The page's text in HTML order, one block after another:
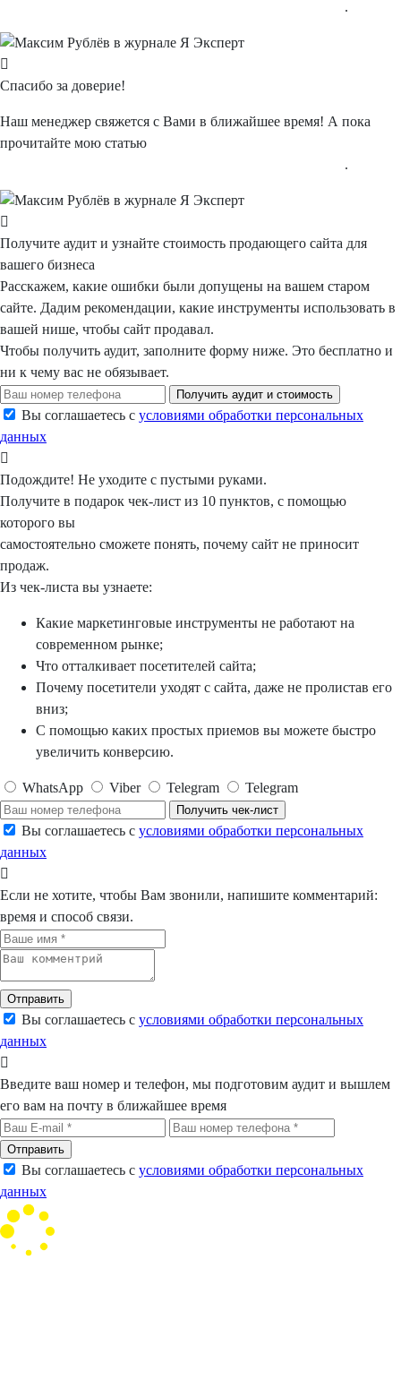
.
Спасибо за доверие!
Наш менеджер свяжется с Вами в ближайшее время! А пока
прочитайте мою статью
.
Получите аудит и узнайте стоимость продающего сайта для
вашего бизнеса
Расскажем, какие ошибки были допущены на вашем старом
сайте. Дадим рекомендации, какие инструменты использовать в
вашей нише, чтобы сайт продавал.
Чтобы получить аудит, заполните форму ниже. Это бесплатно и
ни к чему вас не обязывает.
Получить аудит и стоимость
Вы соглашаетесь с условиями обработки персональных
данных
Подождите! Не уходите с пустыми руками.
Получите в подарок чек-лист из 10 пунктов, с помощью
которого вы
самостоятельно сможете понять, почему сайт не приносит
продаж.
Из чек-листа вы узнаете:
Какие маркетинговые инструменты не работают на
современном рынке;
Что отталкивает посетителей сайта;
Почему посетители уходят с сайта, даже не пролистав его
вниз;
С помощью каких простых приемов вы можете быстро
увеличить конверсию.
WhatsApp Viber Telegram Telegram
Получить чек-лист
Вы соглашаетесь с условиями обработки персональных
данных
Если не хотите, чтобы Вам звонили, напишите комментарий:
время и способ связи.
Отправить
Вы соглашаетесь с условиями обработки персональных
данных
Введите ваш номер и телефон, мы подготовим аудит и вышлем
его вам на почту в ближайшее время
Отправить
Вы соглашаетесь с условиями обработки персональных
данных